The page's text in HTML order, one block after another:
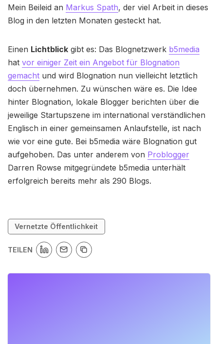
Mein Beileid an Markus Spath, der viel Arbeit in dieses
Blog in den letzten Monaten gesteckt hat.
Einen Lichtblick gibt es: Das Blognetzwerk b5media
hat vor einiger Zeit ein Angebot für Blognation
gemacht und wird Blognation nun vielleicht letztlich
doch übernehmen. Zu wünschen wäre es. Die Idee
hinter Blognation, lokale Blogger berichten über die
jeweilige Startupszene im international verständlichen
Englisch in einer gemeinsamen Anlaufstelle, ist nach
wie vor eine gute. Bei b5media wäre Blognation gut
aufgehoben. Das unter anderem von Problogger
Darren Rowse mitgegründete b5media unterhält
erfolgreich bereits mehr als 290 Blogs.
Vernetzte Öffentlichkeit
TEILEN